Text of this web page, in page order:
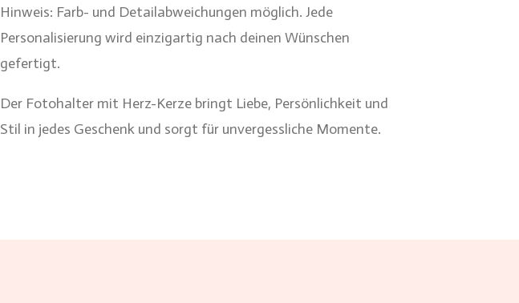
Hinweis: Farb- und Detailabweichungen möglich. Jede
Personalisierung wird einzigartig nach deinen Wünschen
gefertigt.
Der Fotohalter mit Herz-Kerze bringt Liebe, Persönlichkeit und
Stil in jedes Geschenk und sorgt für unvergessliche Momente.